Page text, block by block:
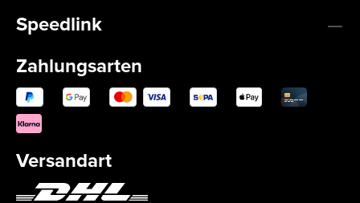
Speedlink
Zahlungsarten
Versandart